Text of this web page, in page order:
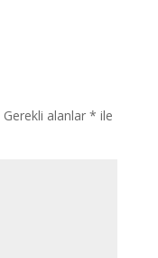
Gerekli alanlar * ile